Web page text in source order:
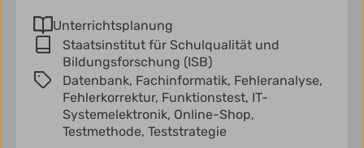
Unterrichtsplanung
Staatsinstitut für Schulqualität und
Bildungsforschung (ISB)
Datenbank, Fachinformatik, Fehleranalyse,
Fehlerkorrektur, Funktionstest, IT-
Systemelektronik, Online-Shop,
Testmethode, Teststrategie